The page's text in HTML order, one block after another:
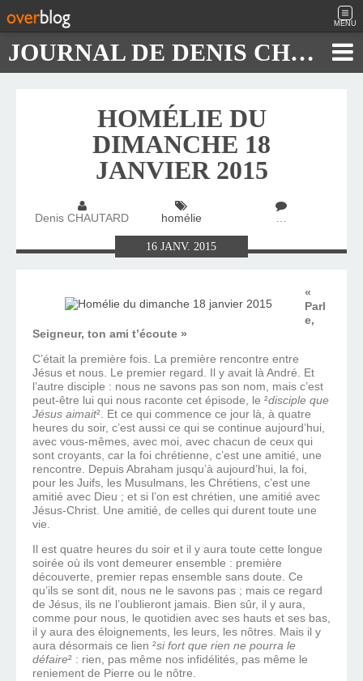
MENU
JOURNAL DE DENIS CHAUTARD
HOMÉLIE DU
DIMANCHE 18
JANVIER 2015
Denis CHAUTARD homélie …
16JANV.2015
«
Parl
e,
Seigneur, ton ami t’écoute »
C’était la première fois. La première rencontre entre
Jésus et nous. Le premier regard. Il y avait là André. Et
l’autre disciple : nous ne savons pas son nom, mais c’est
peut-être lui qui nous raconte cet épisode, le ²disciple que
Jésus aimait². Et ce qui commence ce jour là, à quatre
heures du soir, c’est aussi ce qui se continue aujourd’hui,
avec vous-mêmes, avec moi, avec chacun de ceux qui
sont croyants, car la foi chrétienne, c’est une amitié, une
rencontre. Depuis Abraham jusqu’à aujourd’hui, la foi,
pour les Juifs, les Musulmans, les Chrétiens, c’est une
amitié avec Dieu ; et si l’on est chrétien, une amitié avec
Jésus-Christ. Une amitié, de celles qui durent toute une
vie.
Il est quatre heures du soir et il y aura toute cette longue
soirée où ils vont demeurer ensemble : première
découverte, premier repas ensemble sans doute. Ce
qu’ils se sont dit, nous ne le savons pas ; mais ce regard
de Jésus, ils ne l’oublieront jamais. Bien sûr, il y aura,
comme pour nous, le quotidien avec ses hauts et ses bas,
il y aura des éloignements, les leurs, les nôtres. Mais il y
aura désormais ce lien ²si fort que rien ne pourra le
défaire² : rien, pas même nos infidélités, pas même le
reniement de Pierre ou le nôtre.